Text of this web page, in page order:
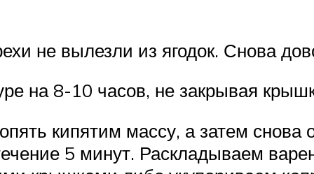
не вылезли из ягодок. Снова
на 8-10 часов, не закрывая
кипятим массу, а затем
5 минут. Раскладываем